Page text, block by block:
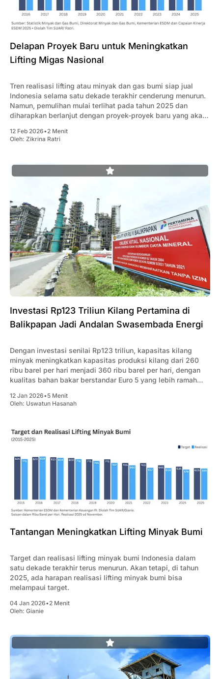
Delapan Proyek Baru untuk Meningkatkan
Lifting Migas Nasional
Tren realisasi lifting atau minyak dan gas bumi siap jual
Indonesia selama satu dekade terakhir cenderung menurun.
Namun, pemulihan mulai terlihat pada tahun 2025 dan
diharapkan berlanjut dengan proyek-proyek baru yang akan
12 Feb 2026•2 Menit
Oleh: Zikrina Ratri
Investasi Rp123 Triliun Kilang Pertamina di
Balikpapan Jadi Andalan Swasembada Energi
Dengan investasi senilai Rp123 triliun, kapasitas kilang
minyak meningkatkan kapasitas produksi kilang dari 260
ribu barel per hari menjadi 360 ribu barel per hari, dengan
kualitas bahan bakar berstandar Euro 5 yang lebih ramah
12 Jan 2026•5 Menit
Oleh: Uswatun Hasanah
Tantangan Meningkatkan Lifting Minyak Bumi
Target dan realisasi lifting minyak bumi Indonesia dalam
satu dekade terakhir terus menurun. Akan tetapi, di tahun
2025, ada harapan realisasi lifting minyak bumi bisa
melampaui target.
04 Jan 2026•2 Menit
Oleh: Gianie